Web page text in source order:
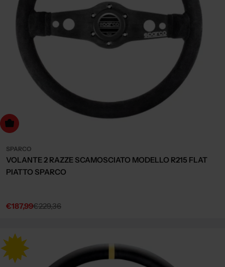
to cart
SPARCO
VOLANTE 2 RAZZE SCAMOSCIATO MODELLO R215 FLAT
PIATTO SPARCO
Sale
€187,99
Regular€229,36